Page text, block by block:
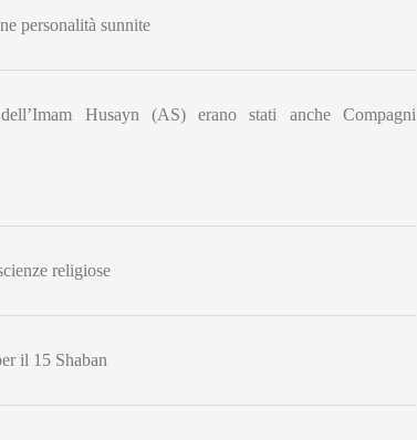
personalità sunnite
Husayn (AS) erano stati anche Compagni
religiose
il 15 Shaban